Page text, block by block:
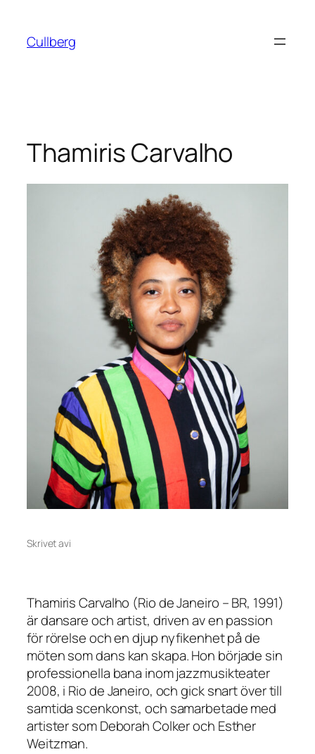
innehåll
Cullberg
Thamiris Carvalho
Skrivet avi
Thamiris Carvalho (Rio de Janeiro – BR, 1991)
är dansare och artist, driven av en passion
för rörelse och en djup nyfikenhet på de
möten som dans kan skapa. Hon började sin
professionella bana inom jazzmusikteater
2008, i Rio de Janeiro, och gick snart över till
samtida scenkonst, och samarbetade med
artister som Deborah Colker och Esther
Weitzman.